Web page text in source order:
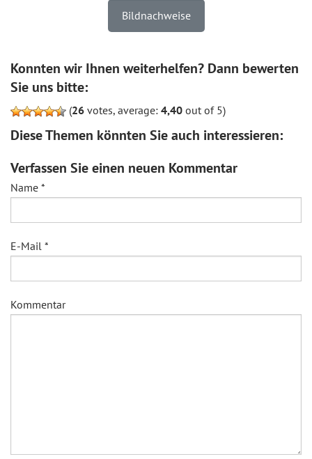
Bildnachweise
Konnten wir Ihnen weiterhelfen? Dann bewerten
Sie uns bitte:
(26 votes, average: 4,40 out of 5)
Diese Themen könnten Sie auch interessieren:
Verfassen Sie einen neuen Kommentar
Name *
E-Mail *
Kommentar